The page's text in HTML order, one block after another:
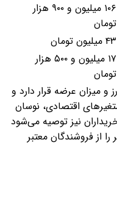
۱۰۶ میلیون و ۹۰۰ هزار
تومان
۴۳ میلیون تومان
۱۷ میلیون و ۵۰۰ هزار
تومان
و میزان عرضه قرار دارد و
اقتصادی، نوسان
نیز توصیه می‌شود
از فروشندگان معتبر